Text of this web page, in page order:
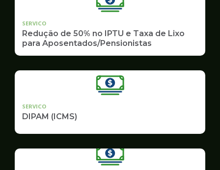
SERVICO
Redução de 50% no IPTU e Taxa de Lixo
para Aposentados/Pensionistas
SERVICO
DIPAM (ICMS)